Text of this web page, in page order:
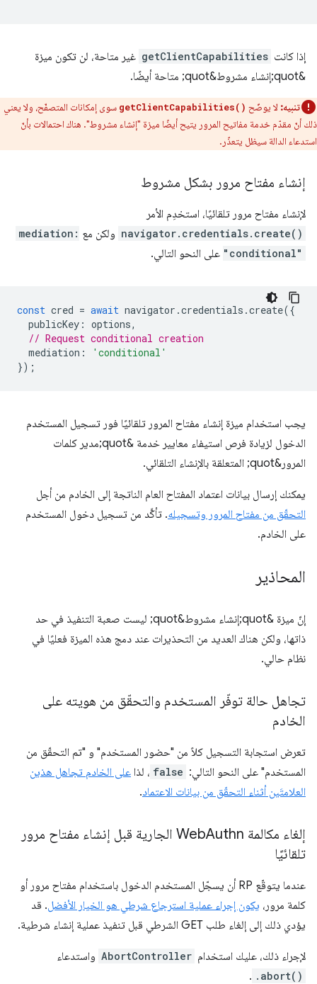
إذا كانت getClientCapabilities غير متاحة، لن تكون ميزة
&quot;إنشاء مشروط&quot; متاحة أيضًا.
تنبيه: لا يوضّح getClientCapabilities() سوى إمكانات المتصفّح، ولا يعني
ذلك أنّ مقدّم خدمة مفاتيح المرور يتيح أيضًا ميزة "إنشاء مشروط". هناك احتمالات بأنّ
استدعاء الدالة سيظل يتعذّر.
إنشاء مفتاح مرور بشكل مشروط
لإنشاء مفتاح مرور تلقائيًا، استخدِم الأمر
navigator.credentials.create() ولكن مع mediation:
"conditional" على النحو التالي.
const cred = await navigator .credentials .create({
publicKey : options,
// Request conditional creation
mediation :
'conditional'
});
يجب استخدام ميزة إنشاء مفتاح المرور تلقائيًا فور تسجيل المستخدم
الدخول لزيادة فرص استيفاء معايير خدمة &quot;مدير كلمات
المرور&quot; المتعلقة بالإنشاء التلقائي.
يمكنك إرسال بيانات اعتماد المفتاح العام الناتجة إلى الخادم من أجل
التحقّق من مفتاح المرور وتسجيله. تأكَّد من تسجيل دخول المستخدم
على الخادم.
المحاذير
إنّ ميزة &quot;إنشاء مشروط&quot; ليست صعبة التنفيذ في حد
ذاتها، ولكن هناك العديد من التحذيرات عند دمج هذه الميزة فعليًا في
نظام حالي.
تجاهل حالة توفّر المستخدم والتحقّق من هويته على
الخادم
تعرض استجابة التسجيل كلاً من "حضور المستخدم" و "تم التحقّق من
المستخدم" على النحو التالي: false ، لذا على الخادم تجاهل هذين
العلامتَين أثناء التحقّق من بيانات الاعتماد.
إلغاء مكالمة Web
Authn الجارية قبل إنشاء مفتاح مرور
تلقائيًا
عندما يتوقّع RP أن يسجّل المستخدم الدخول باستخدام مفتاح مرور أو
كلمة مرور، يكون إجراء عملية استرجاع شرطي هو الخيار الأفضل. قد
يؤدي ذلك إلى إلغاء طلب GET الشرطي قبل تنفيذ عملية إنشاء شرطية.
لإجراء ذلك، عليك استخدام AbortController واستدعاء
.abort()
.